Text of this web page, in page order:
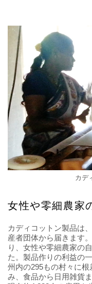
カデ
女性や零細農家
カディコットン製品は
産者団体から届きます
り、女性や零細農家の
た。製品作りの利益の
州内の295もの村々に
み、食品から日用雑貨